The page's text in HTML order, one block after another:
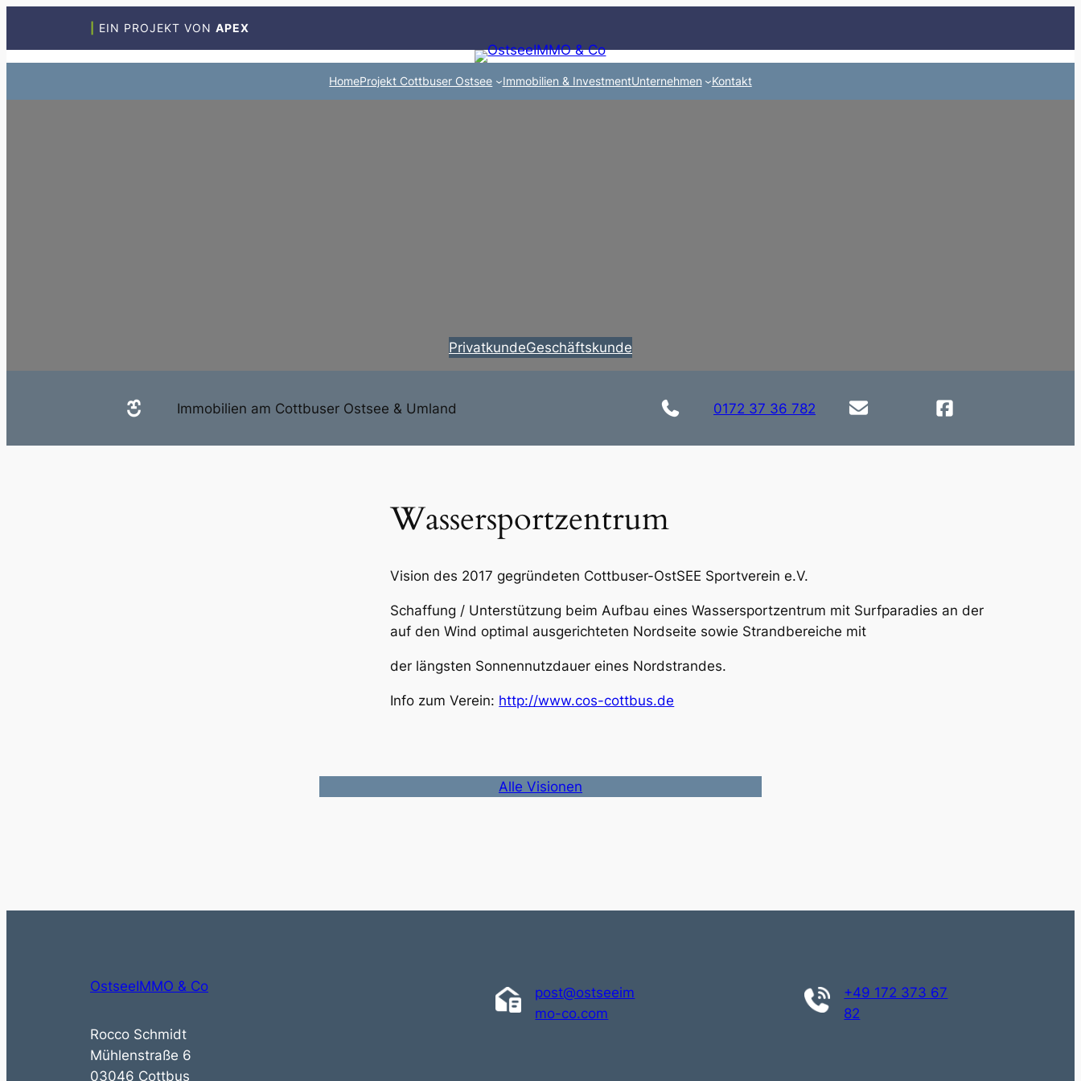
EIN PROJEKT VON APEX
HomeProjekt Cottbuser Ostsee Immobilien & InvestmentUnternehmen Kontakt
PrivatkundeGeschäftskunde
Immobilien am Cottbuser Ostsee & Umland 0172 37 36 782
Wassersportzentrum
Vision des 2017 gegründeten Cottbuser-OstSEE Sportverein e.V.
Schaffung / Unterstützung beim Aufbau eines Wassersportzentrum mit Surfparadies an der
auf den Wind optimal ausgerichteten Nordseite sowie Strandbereiche mit
der längsten Sonnennutzdauer eines Nordstrandes.
Info zum Verein: http://www.cos-cottbus.de
Alle Visionen
OstseeIMMO & Co
Rocco Schmidt
Mühlenstraße 6
03046 Cottbus
post@ostseeim
mo-co.com
+49 172 373 67
82